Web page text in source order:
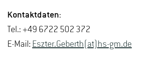
Kon­takt­da­ten:
Tel.: +49 6722 502 372
E-Mail: Es­z­ter.Ge­berth(at)hs-​gm.​de